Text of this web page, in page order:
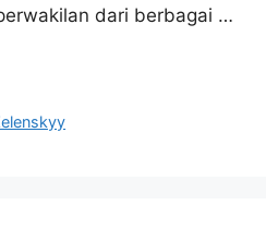
dari berbagai …